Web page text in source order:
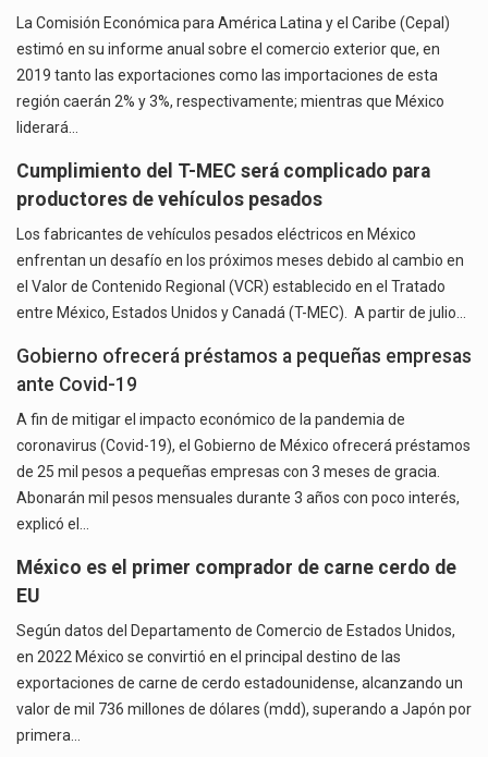
La Comisión Económica para América Latina y el Caribe (Cepal)
estimó en su informe anual sobre el comercio exterior que, en
2019 tanto las exportaciones como las importaciones de esta
región caerán 2% y 3%, respectivamente; mientras que México
liderará…
Cumplimiento del T-MEC será complicado para
productores de vehículos pesados
Los fabricantes de vehículos pesados eléctricos en México
enfrentan un desafío en los próximos meses debido al cambio en
el Valor de Contenido Regional (VCR) establecido en el Tratado
entre México, Estados Unidos y Canadá (T-MEC). A partir de julio…
Gobierno ofrecerá préstamos a pequeñas empresas
ante Covid-19
A fin de mitigar el impacto económico de la pandemia de
coronavirus (Covid-19), el Gobierno de México ofrecerá préstamos
de 25 mil pesos a pequeñas empresas con 3 meses de gracia.
Abonarán mil pesos mensuales durante 3 años con poco interés,
explicó el…
México es el primer comprador de carne cerdo de
EU
Según datos del Departamento de Comercio de Estados Unidos,
en 2022 México se convirtió en el principal destino de las
exportaciones de carne de cerdo estadounidense, alcanzando un
valor de mil 736 millones de dólares (mdd), superando a Japón por
primera…